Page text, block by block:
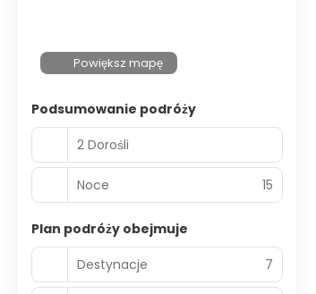
Powiększ mapę
Podsumowanie podróży
2 Dorośli
Noce 15
Plan podróży obejmuje
Destynacje
7